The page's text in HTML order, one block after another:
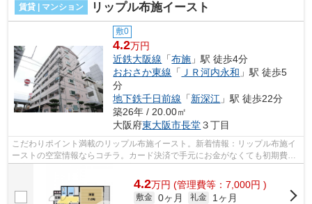
賃貸 | マンション リップル布施イースト
敷0
4.2万円
近鉄大阪線 「布施 」駅 徒歩4分
おおさか東線 「 ＪＲ河内永和 」駅 徒歩5
分
地下鉄千日前線 「新深江 」駅 徒歩22分
築26年 / 20.00㎡
大阪府東大阪市長堂３丁目
こだわりポイント満載のリップル布施イースト。新着情報：リップル布施イ
ーストの空室情報ならコチラ。カード決済で手元にお金がなくても初期費用
4.2万円 (管理費等：7,000円 )
敷金 0ヶ月 礼金
1ヶ月